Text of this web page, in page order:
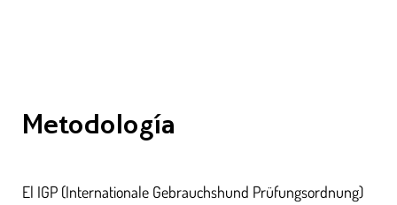
Metodología
El IGP (Internationale Gebrauchshund Prüfungsordnung)